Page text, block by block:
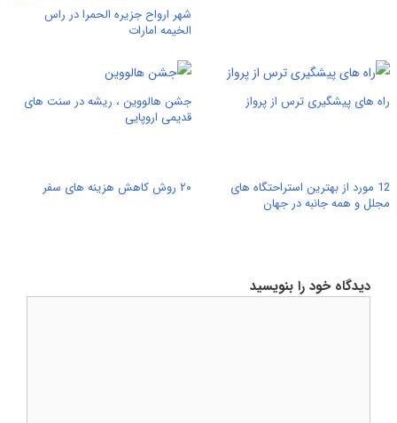
شهر ارواح جزیره‌ الحمرا در راس
الخیمه امارات
راه های پیشگیری ترس از پرواز
جشن هالووین ، ریشه در سنت های
قدیمی اروپایی
12 مورد از بهترین استراحتگاه های
مجلل و همه جانبه در جهان
۲۰ روش کاهش هزینه های سفر
دیدگاه خود را بنویسید